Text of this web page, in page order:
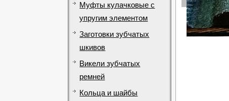
Муфты кулачковые с
упругим элементом
Заготовки зубчатых
шкивов
Викели зубчатых
ремней
Кольца и шайбы